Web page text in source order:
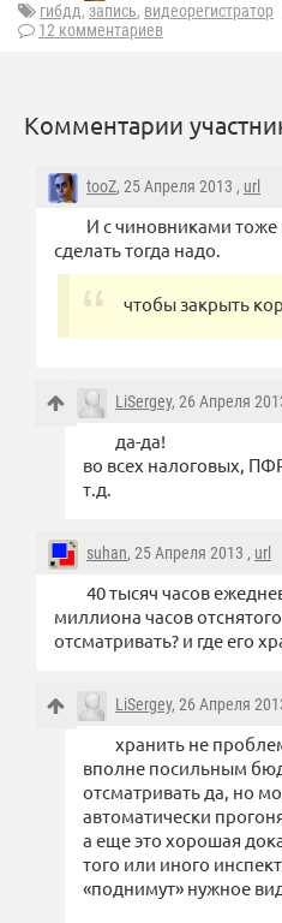
гибдд, запись, видеорегистратор
12 комментариев
Комментарии
tooZ, 25 Апреля 2013 , url
И с чиновниками
сделать тогда надо.
чтобы закрыть
LiSergey, 26 Апреля
да-да!
во всех налоговых,
т.д.
suhan, 25 Апреля 2013 , url
40 тысяч часов
миллиона часов
отсматривать? и где его
LiSergey, 26 Апреля
хранить не
вполне посильным
отсматривать да, но
автоматически
а еще это хорошая
того или иного
«поднимут» нужное